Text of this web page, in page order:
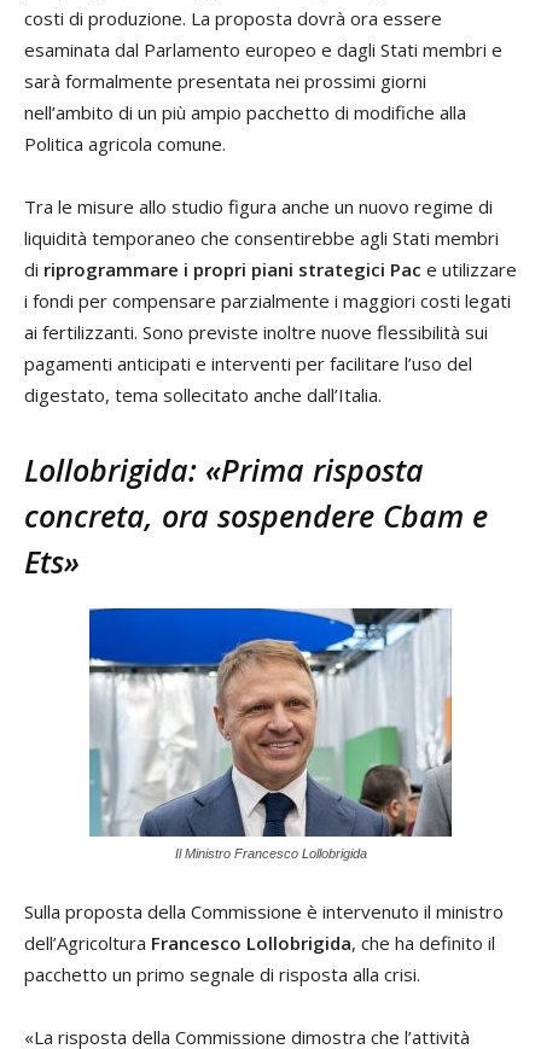
costi di produzione. La proposta dovrà ora essere
esaminata dal Parlamento europeo e dagli Stati membri e
sarà formalmente presentata nei prossimi giorni
nell’ambito di un più ampio pacchetto di modifiche alla
Politica agricola comune.
Tra le misure allo studio figura anche un nuovo regime di
liquidità temporaneo che consentirebbe agli Stati membri
di riprogrammare i propri piani strategici Pac e utilizzare
i fondi per compensare parzialmente i maggiori costi legati
ai fertilizzanti. Sono previste inoltre nuove flessibilità sui
pagamenti anticipati e interventi per facilitare l’uso del
digestato, tema sollecitato anche dall’Italia.
Lollobrigida: «Prima risposta
concreta, ora sospendere Cbam e
Ets»
Il Ministro Francesco Lollobrigida
Sulla proposta della Commissione è intervenuto il ministro
dell’Agricoltura Francesco Lollobrigida, che ha definito il
pacchetto un primo segnale di risposta alla crisi.
«La risposta della Commissione dimostra che l’attività